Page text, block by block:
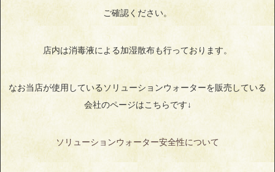
ご確認ください。
店内は消毒液による加湿散布も行っております。
なお当店が使用しているソリューションウォーターを販売している
会社のページはこちらです↓
ソリューションウォーター安全性について